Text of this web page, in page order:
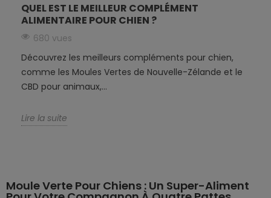
QUEL EST LE MEILLEUR COMPLÉMENT
ALIMENTAIRE POUR CHIEN ?
680 vues
Découvrez les meilleurs compléments pour chien,
comme les Moules Vertes de Nouvelle-Zélande et le
CBD pour animaux,...
Lire la suite
Moule Verte Pour Chiens : Un Super-Aliment